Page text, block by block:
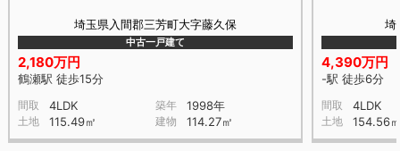
埼玉県入間郡三芳町大字藤久保
中古一戸建て
2,180万円
鶴瀬駅 徒歩15分
間取 4LDK 築年 1998年
土地 115.49㎡ 建物 114.27㎡
埼
4,390万円
-駅 徒歩6分
間取 4LDK
土地 154.56